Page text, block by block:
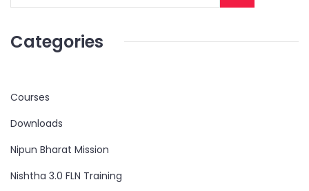
Categories
Courses
Downloads
Nipun Bharat Mission
Nishtha 3.0 FLN Training